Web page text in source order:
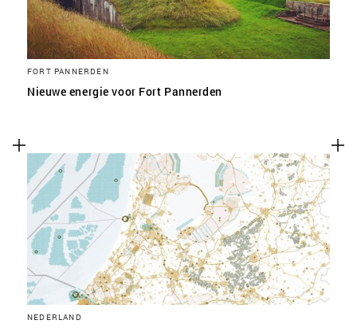
FORT PANNERDEN
Nieuwe energie voor Fort Pannerden
NEDERLAND